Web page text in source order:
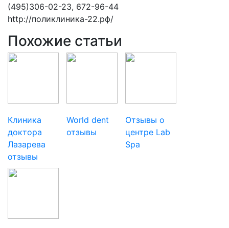
(495)306-02-23, 672-96-44
http://поликлиника-22.рф/
Похожие статьи
Клиника
доктора
Лазарева
отзывы
World dent
отзывы
Отзывы о
центре Lab
Spa